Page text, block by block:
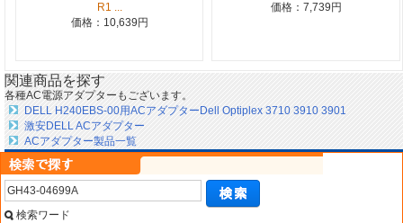
R1 ...
価格：10,639円
価格：7,739円
関連商品を探す
各種AC電源アダプターもございます。
DELL H240EBS-00用ACアダプターDell Optiplex 3710 3910 3901
激安DELL ACアダプター
ACアダプター製品一覧
検索ワード